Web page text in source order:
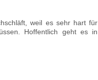
weil es sehr hart für
Hoffentlich geht es in